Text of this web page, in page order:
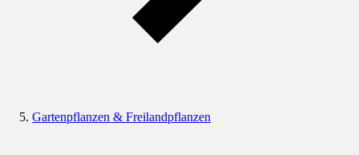
Gartenpflanzen & Freilandpflanzen